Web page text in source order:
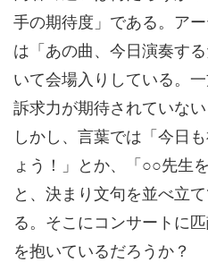
手の期待度」である。ア
は「あの曲、今日演奏す
いて会場入りしている。
訴求力が期待されていない
しかし、言葉では「今日
ょう！」とか、「○○先生
と、決まり文句を並べ立
る。そこにコンサートに
を抱いているだろうか？